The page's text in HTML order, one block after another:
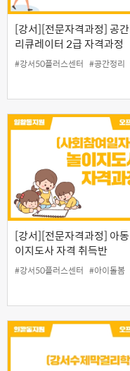
[강서][전문자격과정] 공
리큐레이터 2급 자격과정
#강서50플러스센터 #공간정리
[강서][전문자격과정] 아
이지도사 자격 취득반
#강서50플러스센터 #아이돌봄